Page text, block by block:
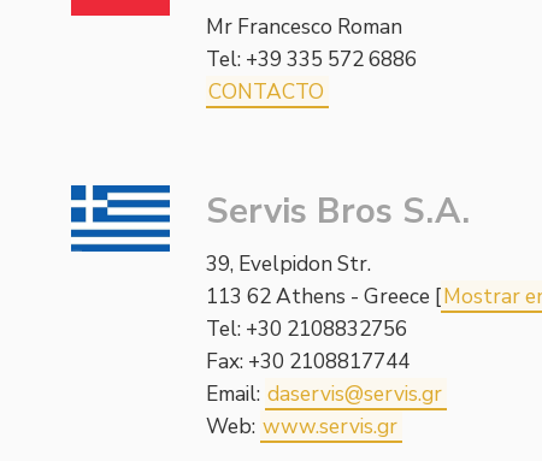
Mr Francesco Roman
Tel: +39 335 572 6886
CONTACTO
Servis Bros S.A.
39, Evelpidon Str.
113 62 Athens - Greece [Mostrar
Tel: +30 2108832756
Fax: +30 2108817744
Email: daservis@servis.gr
Web: www.servis.gr